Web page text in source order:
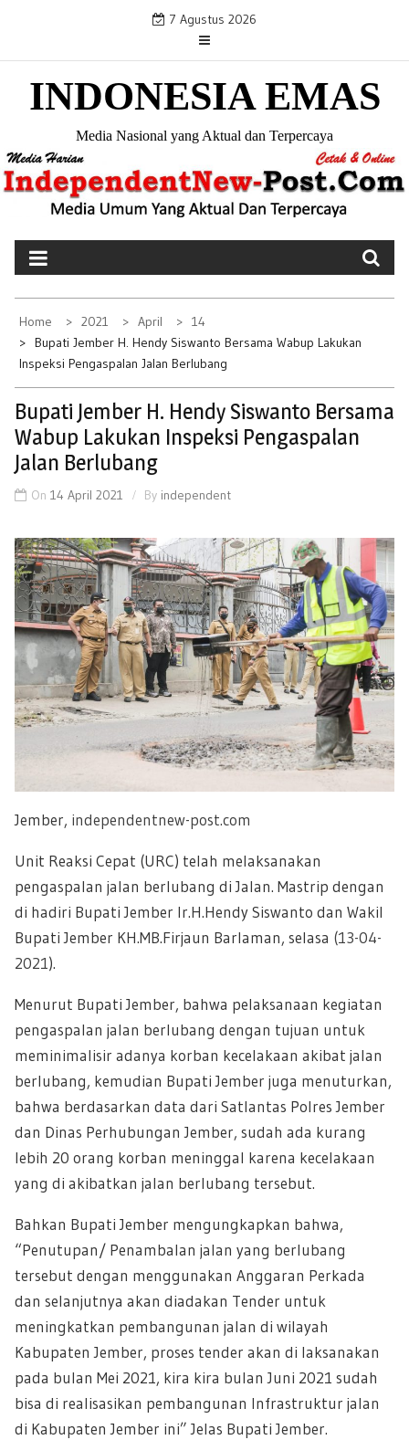
i
o
7 Agustus 2026
INDONESIA EMAS
Media Nasional yang Aktual dan Terpercaya
Home 2021 April
14
Bupati Jember H. Hendy Siswanto Bersama Wabup Lakukan
Inspeksi Pengaspalan Jalan Berlubang
Bupati Jember H. Hendy Siswanto Bersama
Wabup Lakukan Inspeksi Pengaspalan
Jalan Berlubang
On 14 April 2021 By independent
Jember, independentnew-post.com
Unit Reaksi Cepat (URC) telah melaksanakan
pengaspalan jalan berlubang di Jalan. Mastrip dengan
di hadiri Bupati Jember Ir.H.Hendy Siswanto dan Wakil
Bupati Jember KH.MB.Firjaun Barlaman, selasa (13-04-
2021).
Menurut Bupati Jember, bahwa pelaksanaan kegiatan
pengaspalan jalan berlubang dengan tujuan untuk
meminimalisir adanya korban kecelakaan akibat jalan
berlubang, kemudian Bupati Jember juga menuturkan,
bahwa berdasarkan data dari Satlantas Polres Jember
dan Dinas Perhubungan Jember, sudah ada kurang
lebih 20 orang korban meninggal karena kecelakaan
yang di akibatkan jalan berlubang tersebut.
Bahkan Bupati Jember mengungkapkan bahwa,
“Penutupan/ Penambalan jalan yang berlubang
tersebut dengan menggunakan Anggaran Perkada
dan selanjutnya akan diadakan Tender untuk
meningkatkan pembangunan jalan di wilayah
Kabupaten Jember, proses tender akan di laksanakan
pada bulan Mei 2021, kira kira bulan Juni 2021 sudah
bisa di realisasikan pembangunan Infrastruktur jalan
di Kabupaten Jember ini” Jelas Bupati Jember.